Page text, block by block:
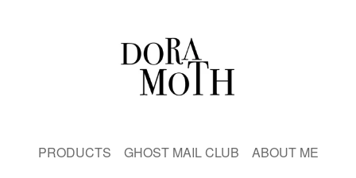
PRODUCTS GHOST MAIL CLUB
ABOUT ME